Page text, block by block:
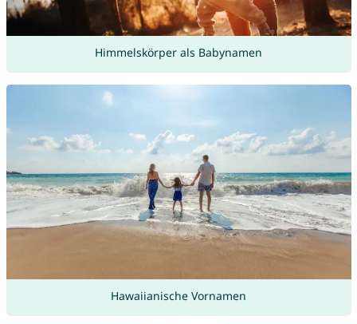
Himmelskörper als Babynamen
Hawaiianische Vornamen